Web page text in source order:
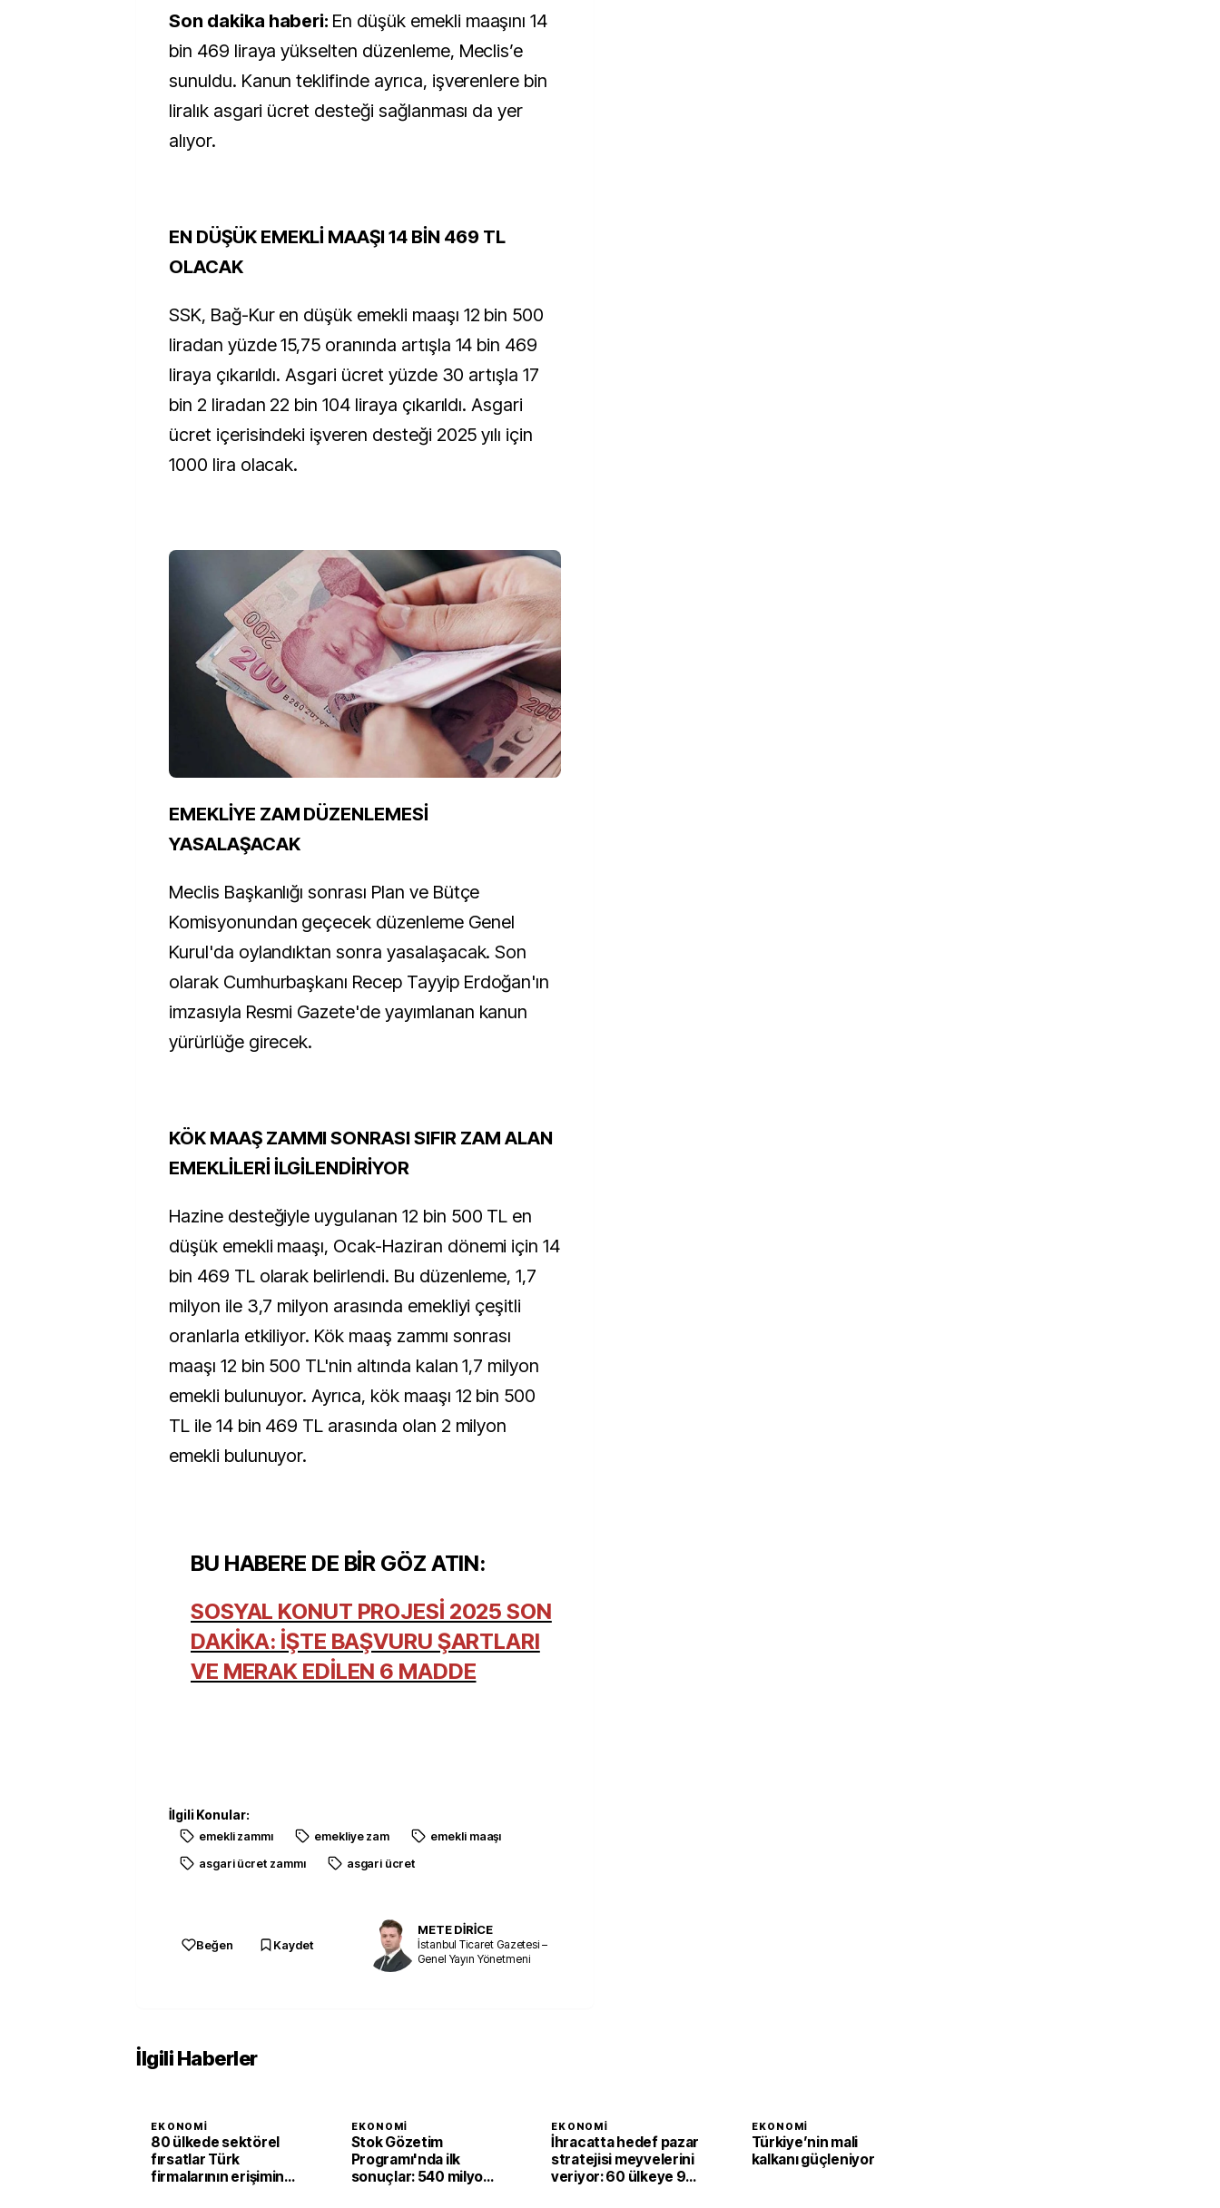
Son dakika haberi: En düşük emekli maaşını 14
bin 469 liraya yükselten düzenleme, Meclis’e
sunuldu. Kanun teklifinde ayrıca, işverenlere bin
liralık asgari ücret desteği sağlanması da yer
alıyor.
EN DÜŞÜK EMEKLİ MAAŞI 14 BİN 469 TL
OLACAK
SSK, Bağ-Kur en düşük emekli maaşı 12 bin 500
liradan yüzde 15,75 oranında artışla 14 bin 469
liraya çıkarıldı. Asgari ücret yüzde 30 artışla 17
bin 2 liradan 22 bin 104 liraya çıkarıldı. Asgari
ücret içerisindeki işveren desteği 2025 yılı için
1000 lira olacak.
EMEKLİYE ZAM DÜZENLEMESİ
YASALAŞACAK
Meclis Başkanlığı sonrası Plan ve Bütçe
Komisyonundan geçecek düzenleme Genel
Kurul'da oylandıktan sonra yasalaşacak. Son
olarak Cumhurbaşkanı Recep Tayyip Erdoğan'ın
imzasıyla Resmi Gazete'de yayımlanan kanun
yürürlüğe girecek.
KÖK MAAŞ ZAMMI SONRASI SIFIR ZAM ALAN
EMEKLİLERİ İLGİLENDİRİYOR
Hazine desteğiyle uygulanan 12 bin 500 TL en
düşük emekli maaşı, Ocak-Haziran dönemi için 14
bin 469 TL olarak belirlendi. Bu düzenleme, 1,7
milyon ile 3,7 milyon arasında emekliyi çeşitli
oranlarla etkiliyor. Kök maaş zammı sonrası
maaşı 12 bin 500 TL'nin altında kalan 1,7 milyon
emekli bulunuyor. Ayrıca, kök maaşı 12 bin 500
TL ile 14 bin 469 TL arasında olan 2 milyon
emekli bulunuyor.
BU HABERE DE BİR GÖZ ATIN:
SOSYAL KONUT PROJESİ 2025 SON
DAKİKA: İŞTE BAŞVURU ŞARTLARI
VE MERAK EDİLEN 6 MADDE
İlgili Konular:
emekli zammı emekliye zam
emekli maaşı
asgari ücret zammı
asgari ücret
Beğen Kaydet
METE DİRİCE
İstanbul Ticaret Gazetesi –
Genel Yayın Yönetmeni
İlgili Haberler
EKONOMI
80 ülkede sektörel
fırsatlar Türk
firmalarının erişimine
EKONOMI
Stok Gözetim
Programı'nda ilk
sonuçlar: 540 milyon
EKONOMI
İhracatta hedef pazar
stratejisi meyvelerini
veriyor: 60 ülkeye 94
EKONOMI
Türkiye’nin mali
kalkanı güçleniyor